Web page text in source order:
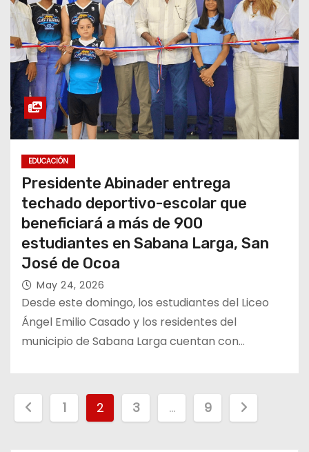
EDUCACIÓN
Presidente Abinader entrega
techado deportivo-escolar que
beneficiará a más de 900
estudiantes en Sabana Larga, San
José de Ocoa
May 24, 2026
Desde este domingo, los estudiantes del Liceo
Ángel Emilio Casado y los residentes del
municipio de Sabana Larga cuentan con…
1 2 3 … 9